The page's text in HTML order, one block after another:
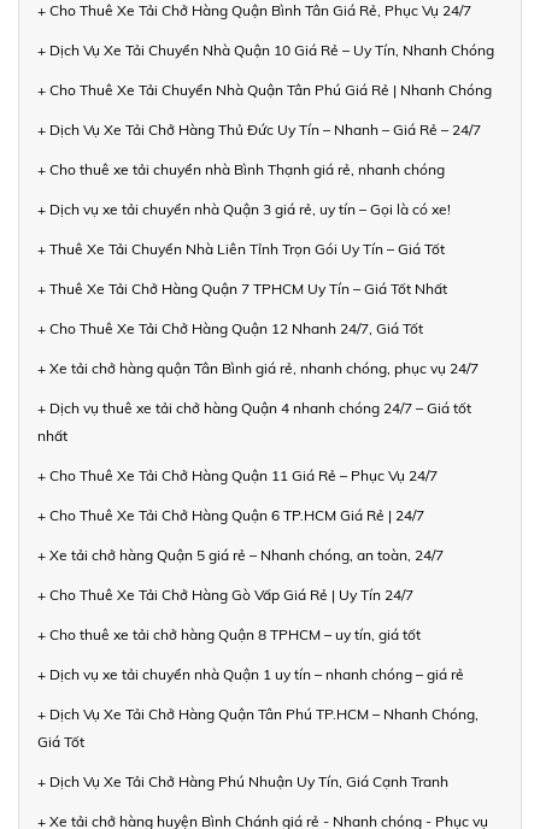
+ Cho Thuê Xe Tải Chở Hàng Quận Bình Tân Giá Rẻ, Phục Vụ 24/7
+ Dịch Vụ Xe Tải Chuyển Nhà Quận 10 Giá Rẻ – Uy Tín, Nhanh Chóng
+ Cho Thuê Xe Tải Chuyển Nhà Quận Tân Phú Giá Rẻ | Nhanh Chóng
+ Dịch Vụ Xe Tải Chở Hàng Thủ Đức Uy Tín – Nhanh – Giá Rẻ – 24/7
+ Cho thuê xe tải chuyển nhà Bình Thạnh giá rẻ, nhanh chóng
+ Dịch vụ xe tải chuyển nhà Quận 3 giá rẻ, uy tín – Gọi là có xe!
+ Thuê Xe Tải Chuyển Nhà Liên Tỉnh Trọn Gói Uy Tín – Giá Tốt
+ Thuê Xe Tải Chở Hàng Quận 7 TPHCM Uy Tín – Giá Tốt Nhất
+ Cho Thuê Xe Tải Chở Hàng Quận 12 Nhanh 24/7, Giá Tốt
+ Xe tải chở hàng quận Tân Bình giá rẻ, nhanh chóng, phục vụ 24/7
+ Dịch vụ thuê xe tải chở hàng Quận 4 nhanh chóng 24/7 – Giá tốt
nhất
+ Cho Thuê Xe Tải Chở Hàng Quận 11 Giá Rẻ – Phục Vụ 24/7
+ Cho Thuê Xe Tải Chở Hàng Quận 6 TP.HCM Giá Rẻ | 24/7
+ Xe tải chở hàng Quận 5 giá rẻ – Nhanh chóng, an toàn, 24/7
+ Cho Thuê Xe Tải Chở Hàng Gò Vấp Giá Rẻ | Uy Tín 24/7
+ Cho thuê xe tải chở hàng Quận 8 TPHCM – uy tín, giá tốt
+ Dịch vụ xe tải chuyển nhà Quận 1 uy tín – nhanh chóng – giá rẻ
+ Dịch Vụ Xe Tải Chở Hàng Quận Tân Phú TP.HCM – Nhanh Chóng,
Giá Tốt
+ Dịch Vụ Xe Tải Chở Hàng Phú Nhuận Uy Tín, Giá Cạnh Tranh
+ Xe tải chở hàng huyện Bình Chánh giá rẻ - Nhanh chóng - Phục vụ